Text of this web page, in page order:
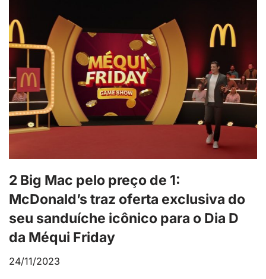
2 Big Mac pelo preço de 1:
McDonald’s traz oferta exclusiva do
seu sanduíche icônico para o Dia D
da Méqui Friday
24/11/2023